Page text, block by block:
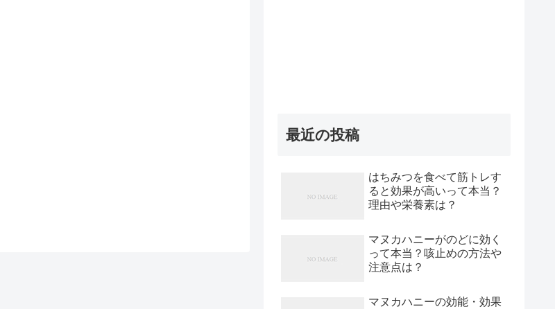
最近の投稿
はちみつを食べて筋トレす
ると効果が高いって本当？
理由や栄養素は？
マヌカハニーがのどに効く
って本当？咳止めの方法や
注意点は？
マヌカハニーの効能・効果